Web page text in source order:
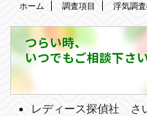
ホーム 調査項目 浮気調
つらい時、
いつでもご相談下さ
レディース探偵社 さ